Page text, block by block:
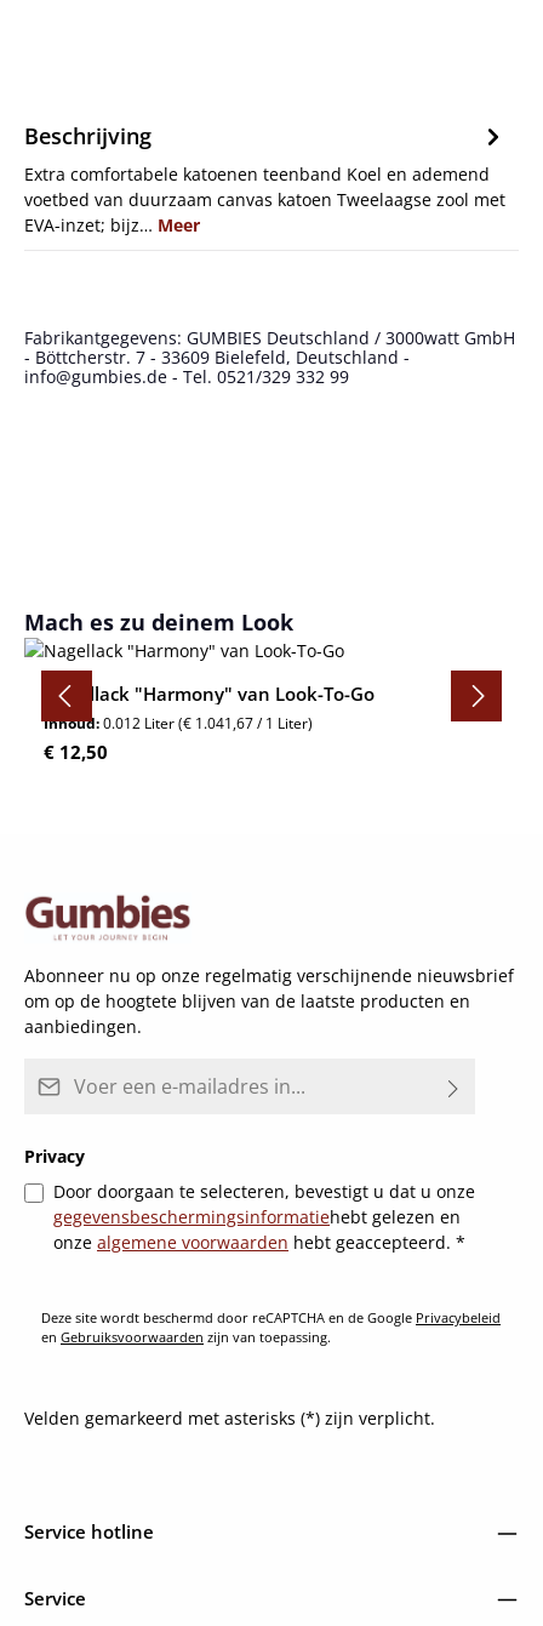
Beschrijving
Extra comfortabele katoenen teenband Koel en ademend
voetbed van duurzaam canvas katoen Tweelaagse zool met
EVA-inzet; bijz… Meer
Fabrikantgegevens: GUMBIES Deutschland / 3000watt GmbH
- Böttcherstr. 7 - 33609 Bielefeld, Deutschland -
info@gumbies.de - Tel. 0521/329 332 99
Productgalerij overslaan
Mach es zu deinem Look
Nagellack "Harmony" van Look-To-Go
Inhoud:0.012 Liter(€ 1.041,67 / 1 Liter)
Normale prijs:
€ 12,50
Abonneer nu op onze regelmatig verschijnende nieuwsbrief
om op de hoogtete blijven van de laatste producten en
aanbiedingen.
Privacy
Door doorgaan te selecteren, bevestigt u dat u onze
gegevensbeschermingsinformatiehebt gelezen en
onze algemene voorwaarden hebt geaccepteerd. *
Deze site wordt beschermd door reCAPTCHA en de Google Privacybeleid
en Gebruiksvoorwaarden zijn van toepassing.
Velden gemarkeerd met asterisks (*) zijn verplicht.
Service hotline
Service